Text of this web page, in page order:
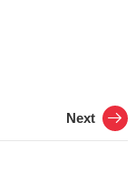
Next